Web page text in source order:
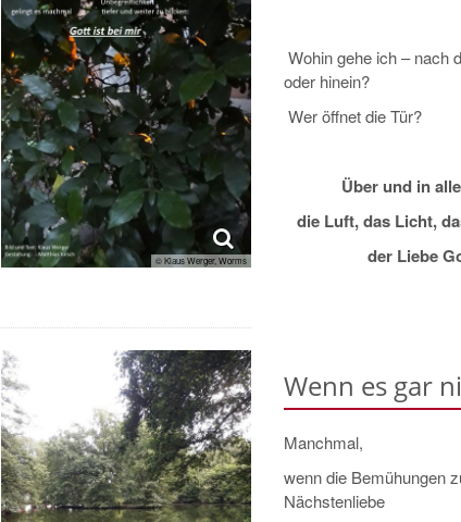
© Klaus Werger, Worms
Wohin gehe ich – nach
oder hinein?
Wer öffnet die Tür?
Über und in
die Luft, das Licht,
der Liebe
Wenn es gar
Manchmal,
wenn die Bemühungen
Nächstenliebe